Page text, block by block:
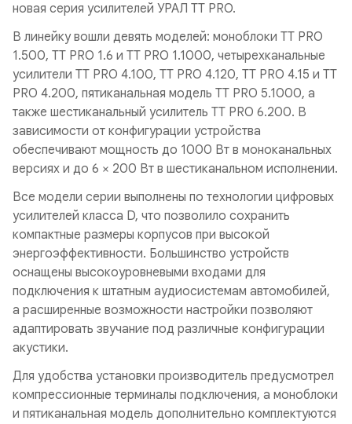
новая серия усилителей УРАЛ TT PRO.
В линейку вошли девять моделей: моноблоки TT PRO
1.500, TT PRO 1.6 и TT PRO 1.1000, четырехканальные
усилители TT PRO 4.100, TT PRO 4.120, TT PRO 4.15 и TT
PRO 4.200, пятиканальная модель TT PRO 5.1000, а
также шестиканальный усилитель TT PRO 6.200. В
зависимости от конфигурации устройства
обеспечивают мощность до 1000 Вт в моноканальных
версиях и до 6 × 200 Вт в шестиканальном исполнении.
Все модели серии выполнены по технологии цифровых
усилителей класса D, что позволило сохранить
компактные размеры корпусов при высокой
энергоэффективности. Большинство устройств
оснащены высокоуровневыми входами для
подключения к штатным аудиосистемам автомобилей,
а расширенные возможности настройки позволяют
адаптировать звучание под различные конфигурации
акустики.
Для удобства установки производитель предусмотрел
компрессионные терминалы подключения, а моноблоки
и пятиканальная модель дополнительно комплектуются